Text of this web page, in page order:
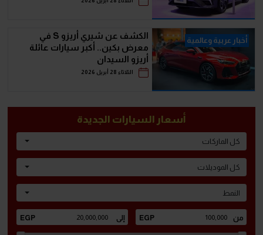
أخبار عربية وعالمية
الكشف عن شيري أريزو S في
معرض بكين.. أكبر سيارات عائلة
أريزو السيدان
الثلاثاء 28 أبريل 2026
أسعار السيارات الجديدة
كل الماركات
كل الموديلات
النمط